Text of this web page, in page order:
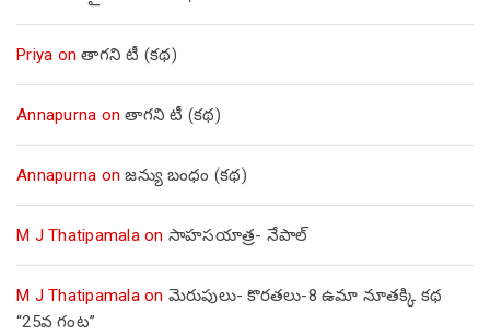
Priya onతాగని టీ (కథ)
Annapurna onతాగని టీ (కథ)
Annapurna onజన్యు బంధం (కథ)
M J Thatipamalaon సాహసయాత్ర- నేపాల్‌
M J Thatipamalaon మెరుపులు- కొరతలు-8 ఉమా నూతక్కి కథ
“25వ గంట”